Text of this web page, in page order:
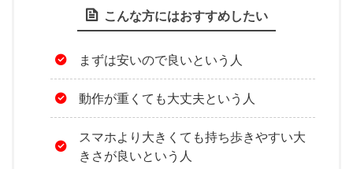
こんな方にはおすすめしたい
まずは安いので良いという人
動作が重くても大丈夫という人
スマホより大きくても持ち歩きやすい大
きさが良いという人